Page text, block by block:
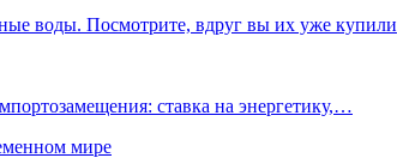
воды. Посмотрите, вдруг вы их уже купили
ставка на энергетику,…
мире